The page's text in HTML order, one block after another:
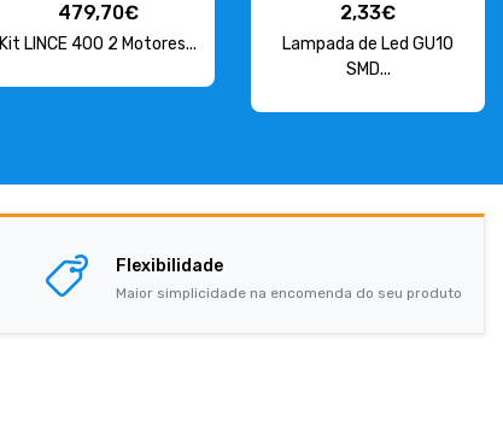
479,70€
Kit LINCE 400 2 Motores...
2,33€
Lampada de Led GU10
SMD...
Flexibilidade
Maior simplicidade na encomenda do seu produto